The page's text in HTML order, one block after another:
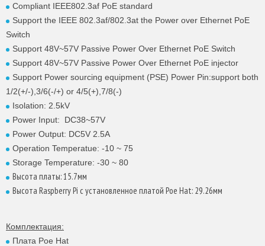
Compliant IEEE802.3af PoE standard
Support the IEEE 802.3af/802.3at the Power over Ethernet PoE
Switch
Support 48V~57V Passive Power Over Ethernet PoE Switch
Support 48V~57V Passive Power Over Ethernet PoE injector
Support Power sourcing equipment (PSE) Power Pin:support both
1/2(+/-),3/6(-/+) or 4/5(+),7/8(-)
Isolation: 2.5kV
Power Input: DC38~57V
Power Output: DC5V 2.5A
Operation Temperatue: -10 ~ 75
Storage Temperature: -30 ~ 80
Высота платы: 15.7мм
Высота Raspberry Pi с установленное платой Poe Hat: 29.26мм
Комплектация:
Плата Poe Hat